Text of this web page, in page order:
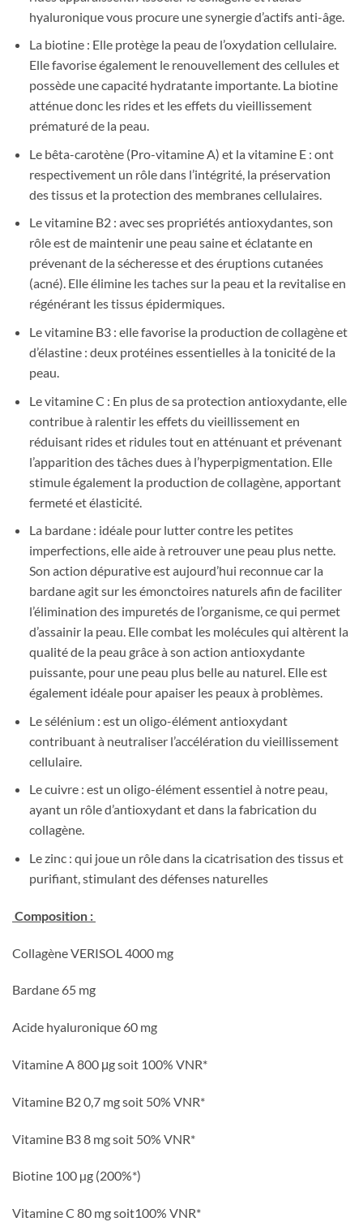
hyaluronique vous procure une synergie d’actifs anti-âge.
La biotine : Elle protège la peau de l’oxydation cellulaire.
Elle favorise également le renouvellement des cellules et
possède une capacité hydratante importante. La biotine
atténue donc les rides et les effets du vieillissement
prématuré de la peau.
Le bêta-carotène (Pro-vitamine A) et la vitamine E : ont
respectivement un rôle dans l’intégrité, la préservation
des tissus et la protection des membranes cellulaires.
Le vitamine B2 : avec ses propriétés antioxydantes, son
rôle est de maintenir une peau saine et éclatante en
prévenant de la sécheresse et des éruptions cutanées
(acné). Elle élimine les taches sur la peau et la revitalise en
régénérant les tissus épidermiques.
Le vitamine B3 : elle favorise la production de collagène et
d’élastine : deux protéines essentielles à la tonicité de la
peau.
Le vitamine C : En plus de sa protection antioxydante, elle
contribue à ralentir les effets du vieillissement en
réduisant rides et ridules tout en atténuant et prévenant
l’apparition des tâches dues à l’hyperpigmentation. Elle
stimule également la production de collagène, apportant
fermeté et élasticité.
La bardane : idéale pour lutter contre les petites
imperfections, elle aide à retrouver une peau plus nette.
Son action dépurative est aujourd’hui reconnue car la
bardane agit sur les émonctoires naturels afin de faciliter
l’élimination des impuretés de l’organisme, ce qui permet
d’assainir la peau. Elle combat les molécules qui altèrent la
qualité de la peau grâce à son action antioxydante
puissante, pour une peau plus belle au naturel. Elle est
également idéale pour apaiser les peaux à problèmes.
Le sélénium : est un oligo-élément antioxydant
contribuant à neutraliser l’accélération du vieillissement
cellulaire.
Le cuivre : est un oligo-élément essentiel à notre peau,
ayant un rôle d’antioxydant et dans la fabrication du
collagène.
Le zinc : qui joue un rôle dans la cicatrisation des tissus et
purifiant, stimulant des défenses naturelles
Composition :
Collagène VERISOL 4000 mg
Bardane 65 mg
Acide hyaluronique 60 mg
Vitamine A 800 μg soit 100% VNR*
Vitamine B2 0,7 mg soit 50% VNR*
Vitamine B3 8 mg soit 50% VNR*
Biotine 100 µg (200%*)
Vitamine C 80 mg soit100% VNR*